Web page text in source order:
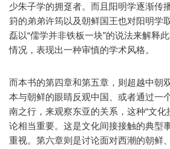
少朱子学的拥趸者。而且阳明学逐渐传
篈的弟弟许筠以及朝鲜国王也对阳明学
磊以“儒学并非铁板一块”的说法来解释
情况，表现出一种审慎的学术风格。
而本书的第四章和第五章，则超越中朝
本与朝鲜的眼睛反观中国、或者通过一
南之行，来观察东亚的关系，这种“文化
论相当重要。这是文化间接接触的典型
重视。第六章则是讨论面对西潮的朝鲜